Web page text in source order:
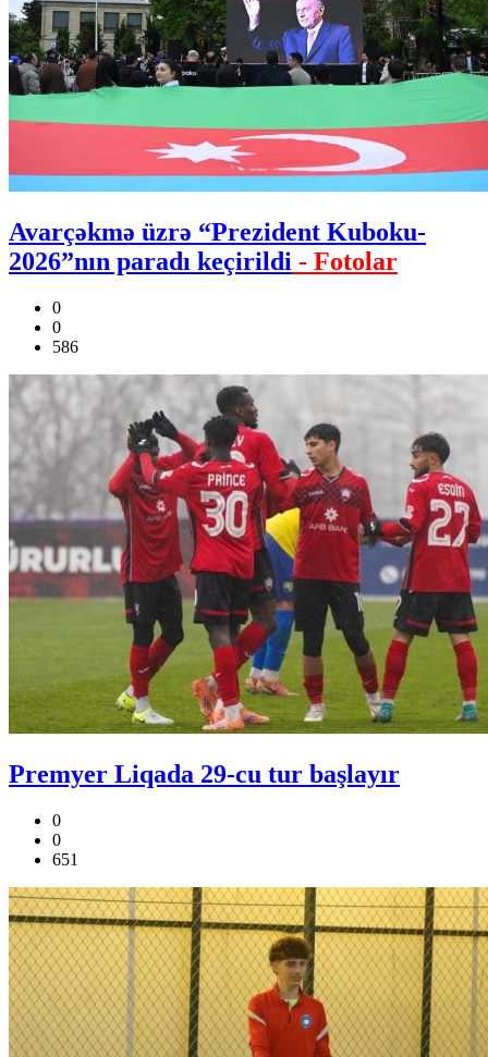
Avarçəkmə üzrə “Prezident Kuboku-
2026”nın paradı keçirildi - Fotolar
0
0
586
Premyer Liqada 29-cu tur başlayır
0
0
651